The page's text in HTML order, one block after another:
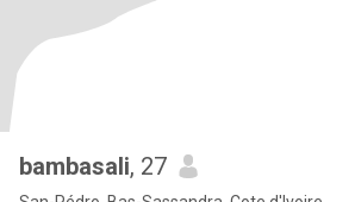
bambasali, 27